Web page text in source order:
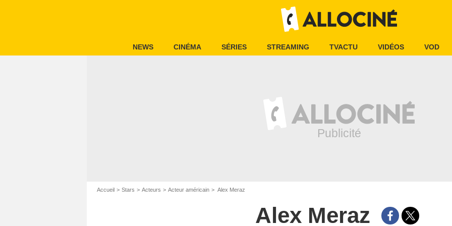
NEWS CINÉMA SÉRIES STREAMING TVACTU VIDÉOS VOD
Accueil Stars Acteurs Acteur américain Alex Meraz
Alex Meraz